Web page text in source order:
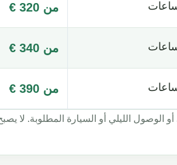
من 320 €
من 340 €
من 390 €
الوصول الليلي أو السيارة المطلوبة. لا